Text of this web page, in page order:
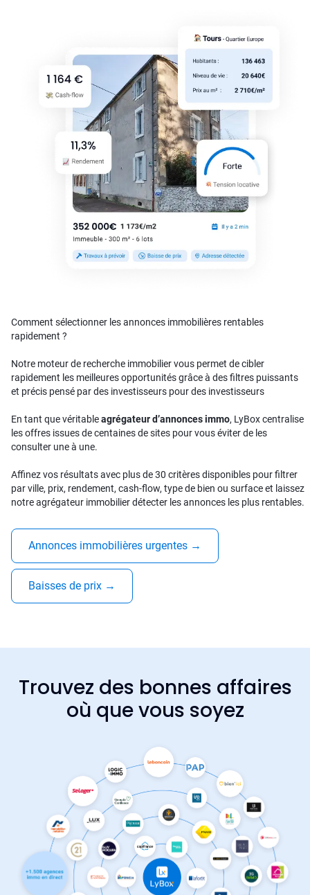
Comment sélectionner les annonces immobilières rentables
rapidement ?
Notre moteur de recherche immobilier vous permet de cibler
rapidement les meilleures opportunités grâce à des filtres puissants
et précis pensé par des investisseurs pour des investisseurs
En tant que véritableagrégateur d’annonces immo, LyBox centralise
les offres issues de centaines de sites pour vous éviter de les
consulter une à une.
Affinez vos résultats avec plus de 30 critères disponibles pour filtrer
par ville, prix, rendement, cash-flow, type de bien ou surface et laissez
notre agrégateur immobilier détecter les annonces les plus rentables.
Annonces immobilières urgentes →
Baisses de prix →
Trouvez des bonnes affaires
où que vous soyez